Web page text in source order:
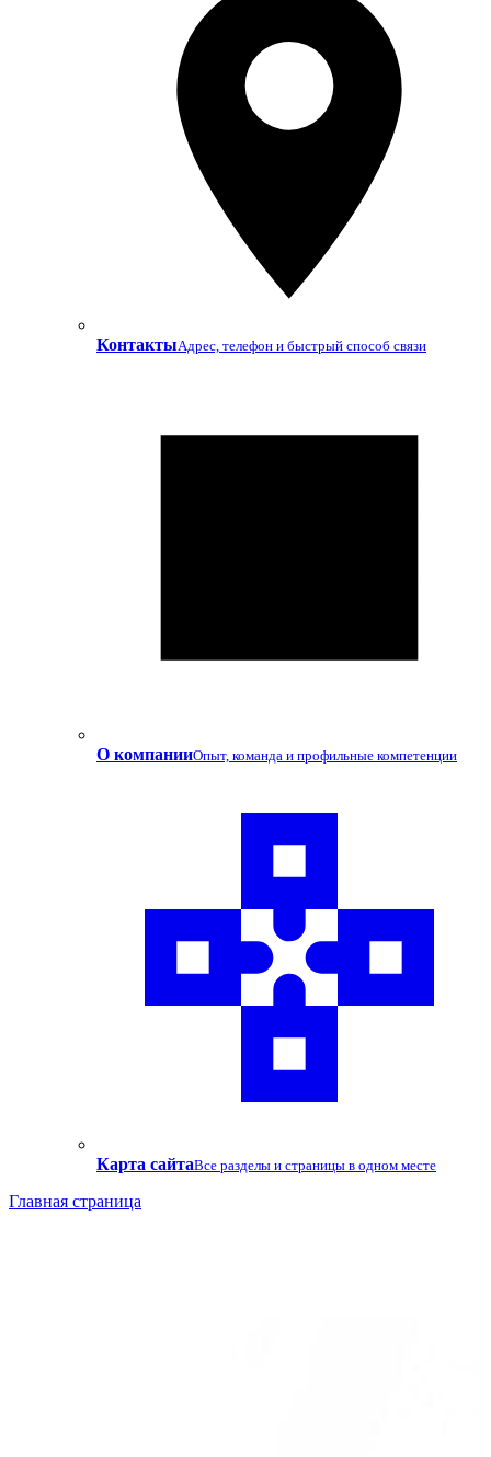
КонтактыАдрес, телефон и быстрый способ связи
О компанииОпыт, команда и профильные компетенции
Карта сайтаВсе разделы и страницы в одном месте
Главная страница